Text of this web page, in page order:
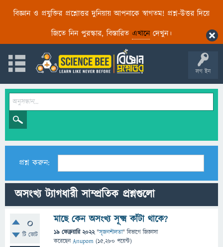
বিজ্ঞান ও প্রযুক্তির প্রশ্নোত্তর দুনিয়ায় আপনাকে স্বাগতম! প্রশ্ন-উত্তর দিয়ে
জিতে নিন পুরস্কার, বিস্তারিত এখানেদেখুন।
লগ ইন
প্রশ্ন করুন:
অসংখ্য ট্যাগধারী সাম্প্রতিক প্রশ্নগুলো
0
টি ভোট
মাছে কেন অসংখ্য সূক্ষ্ম কাঁটা থাকে?
19 ফেব্রুয়ারি 2022 "সৃজনশীলতা" বিভাগে জিজ্ঞাসা
করেছেনAnupom (15,280 পয়েন্ট)